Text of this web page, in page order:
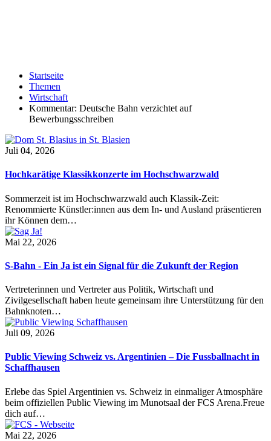
Startseite
Themen
Wirtschaft
Kommentar: Deutsche Bahn verzichtet auf
Bewerbungsschreiben
Juli 04, 2026
Hochkarätige Klassikkonzerte im Hochschwarzwald
Sommerzeit ist im Hochschwarzwald auch Klassik-Zeit:
Renommierte Künstler:innen aus dem In- und Ausland präsentieren
ihr Können dem…
Mai 22, 2026
S-Bahn - Ein Ja ist ein Signal für die Zukunft der Region
Vertreterinnen und Vertreter aus Politik, Wirtschaft und
Zivilgesellschaft haben heute gemeinsam ihre Unterstützung für den
Bahnknoten…
Juli 09, 2026
Public Viewing Schweiz vs. Argentinien – Die Fussballnacht in
Schaffhausen
Erlebe das Spiel Argentinien vs. Schweiz in einmaliger Atmosphäre
beim offiziellen Public Viewing im Munotsaal der FCS Arena.Freue
dich auf…
Mai 22, 2026